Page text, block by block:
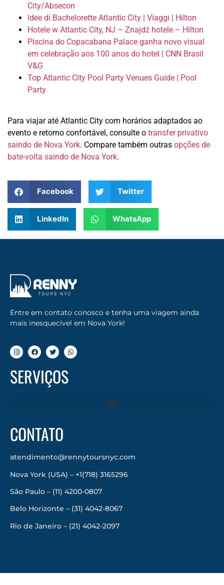
City/Absecon
Idee di Bachelorette Atlantic City | Viaggi | Hilton
Hotele w Atlantic City, NJ – Znajdź hotele – Hilton
Piscina do Copacabana Palace ganha novo visual
em celebração aos 100 anos do hotel | CNN Brasil
V&G
Top Atlantic City Pool Party Venues Guide | Pool
Party
Para viajar até Atlantic City com horários adaptados ao
evento e retorno confortável, consulte o transfer privativo
saindo de Nova York. Compare também outras opções de
bate-volta saindo de Nova York.
Facebook Twitter
LinkedIn WhatsApp
Entre em contato conosco e tenha uma viagem ainda
mais inesquecível em Nova York!
SERVIÇOS
CONTATO
atendimento@rennytoursnyc.com
Nova York (USA) – +1(718) 3165296
São Paulo – (11) 4200-0807
Belo Horizonte – (31) 4042-8067
Rio de Janeiro – (21) 4042-2097